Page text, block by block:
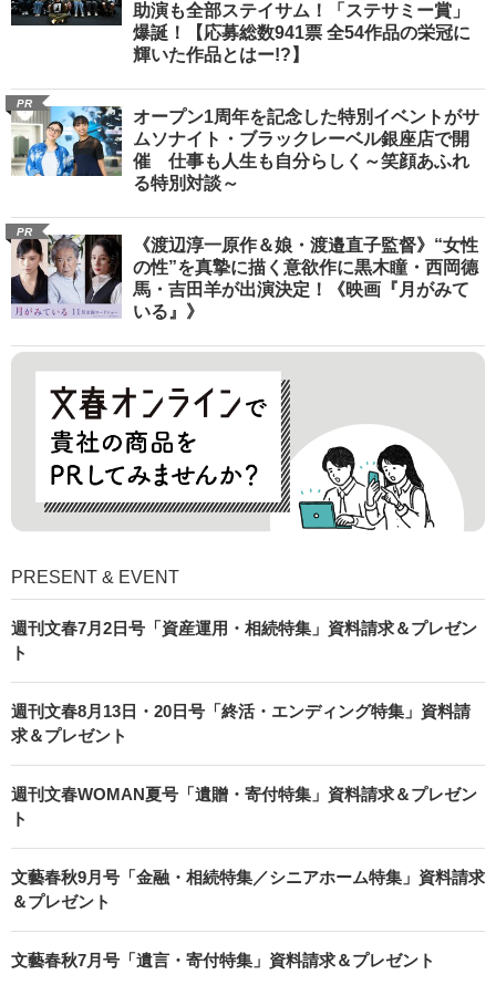
助演も全部ステイサム！「ステサミー賞」
爆誕！【応募総数941票 全54作品の栄冠に
輝いた作品とはー!?】
PR
オープン1周年を記念した特別イベントがサ
ムソナイト・ブラックレーベル銀座店で開
催 仕事も人生も自分らしく～笑顔あふれ
る特別対談～
PR
《渡辺淳一原作＆娘・渡邉直子監督》“女性
の性”を真摯に描く意欲作に黒木瞳・西岡德
馬・吉田羊が出演決定！《映画『月がみて
いる』》
PRESENT & EVENT
週刊文春7月2日号「資産運用・相続特集」資料請求＆プレゼン
ト
週刊文春8月13日・20日号「終活・エンディング特集」資料請
求＆プレゼント
週刊文春WOMAN夏号「遺贈・寄付特集」資料請求＆プレゼン
ト
文藝春秋9月号「金融・相続特集／シニアホーム特集」資料請求
＆プレゼント
文藝春秋7月号「遺言・寄付特集」資料請求＆プレゼント